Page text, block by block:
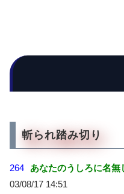
斬られ踏み切り
264
あなたのうしろに名無
03/08/17 14:51